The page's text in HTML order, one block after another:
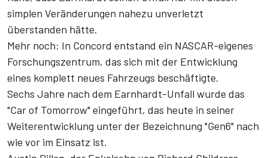
simplen Veränderungen nahezu unverletzt
überstanden hätte.
Mehr noch: In Concord entstand ein NASCAR-eigenes
Forschungszentrum, das sich mit der Entwicklung
eines komplett neues Fahrzeugs beschäftigte.
Sechs Jahre nach dem Earnhardt-Unfall wurde das
"Car of Tomorrow" eingeführt, das heute in seiner
Weiterentwicklung unter der Bezeichnung "Gen6" nach
wie vor im Einsatz ist.